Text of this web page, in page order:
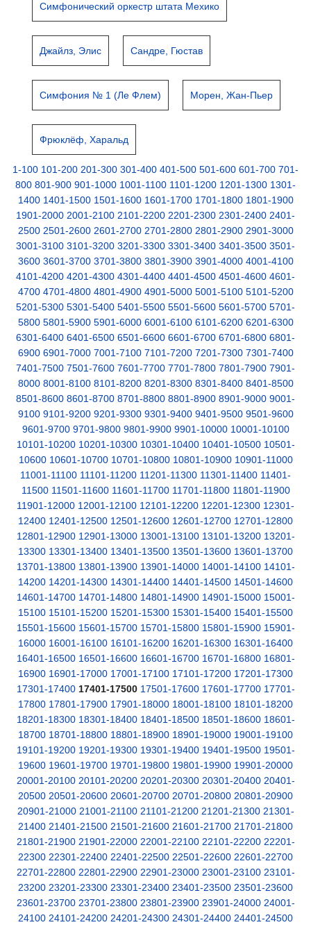
Симфонический оркестр штата Мехико
Джайлз, Элис Сандре, Гюстав
Симфония № 1 (Ле Флем) Морен, Жан-Пьер
Фрюклёф, Харальд
1-100 101-200 201-300 301-400 401-500 501-600 601-700 701-
800 801-900 901-1000 1001-1100 1101-1200 1201-1300 1301-
1400 1401-1500 1501-1600 1601-1700 1701-1800 1801-1900
1901-2000 2001-2100 2101-2200 2201-2300 2301-2400 2401-
2500 2501-2600 2601-2700 2701-2800 2801-2900 2901-3000
3001-3100 3101-3200 3201-3300 3301-3400 3401-3500 3501-
3600 3601-3700 3701-3800 3801-3900 3901-4000 4001-4100
4101-4200 4201-4300 4301-4400 4401-4500 4501-4600 4601-
4700 4701-4800 4801-4900 4901-5000 5001-5100 5101-5200
5201-5300 5301-5400 5401-5500 5501-5600 5601-5700 5701-
5800 5801-5900 5901-6000 6001-6100 6101-6200 6201-6300
6301-6400 6401-6500 6501-6600 6601-6700 6701-6800 6801-
6900 6901-7000 7001-7100 7101-7200 7201-7300 7301-7400
7401-7500 7501-7600 7601-7700 7701-7800 7801-7900 7901-
8000 8001-8100 8101-8200 8201-8300 8301-8400 8401-8500
8501-8600 8601-8700 8701-8800 8801-8900 8901-9000 9001-
9100 9101-9200 9201-9300 9301-9400 9401-9500 9501-9600
9601-9700 9701-9800 9801-9900 9901-10000 10001-10100
10101-10200 10201-10300 10301-10400 10401-10500 10501-
10600 10601-10700 10701-10800 10801-10900 10901-11000
11001-11100 11101-11200 11201-11300 11301-11400 11401-
11500 11501-11600 11601-11700 11701-11800 11801-11900
11901-12000 12001-12100 12101-12200 12201-12300 12301-
12400 12401-12500 12501-12600 12601-12700 12701-12800
12801-12900 12901-13000 13001-13100 13101-13200 13201-
13300 13301-13400 13401-13500 13501-13600 13601-13700
13701-13800 13801-13900 13901-14000 14001-14100 14101-
14200 14201-14300 14301-14400 14401-14500 14501-14600
14601-14700 14701-14800 14801-14900 14901-15000 15001-
15100 15101-15200 15201-15300 15301-15400 15401-15500
15501-15600 15601-15700 15701-15800 15801-15900 15901-
16000 16001-16100 16101-16200 16201-16300 16301-16400
16401-16500 16501-16600 16601-16700 16701-16800 16801-
16900 16901-17000 17001-17100 17101-17200 17201-17300
17301-17400 17401-17500 17501-17600 17601-17700 17701-
17800 17801-17900 17901-18000 18001-18100 18101-18200
18201-18300 18301-18400 18401-18500 18501-18600 18601-
18700 18701-18800 18801-18900 18901-19000 19001-19100
19101-19200 19201-19300 19301-19400 19401-19500 19501-
19600 19601-19700 19701-19800 19801-19900 19901-20000
20001-20100 20101-20200 20201-20300 20301-20400 20401-
20500 20501-20600 20601-20700 20701-20800 20801-20900
20901-21000 21001-21100 21101-21200 21201-21300 21301-
21400 21401-21500 21501-21600 21601-21700 21701-21800
21801-21900 21901-22000 22001-22100 22101-22200 22201-
22300 22301-22400 22401-22500 22501-22600 22601-22700
22701-22800 22801-22900 22901-23000 23001-23100 23101-
23200 23201-23300 23301-23400 23401-23500 23501-23600
23601-23700 23701-23800 23801-23900 23901-24000 24001-
24100 24101-24200 24201-24300 24301-24400 24401-24500